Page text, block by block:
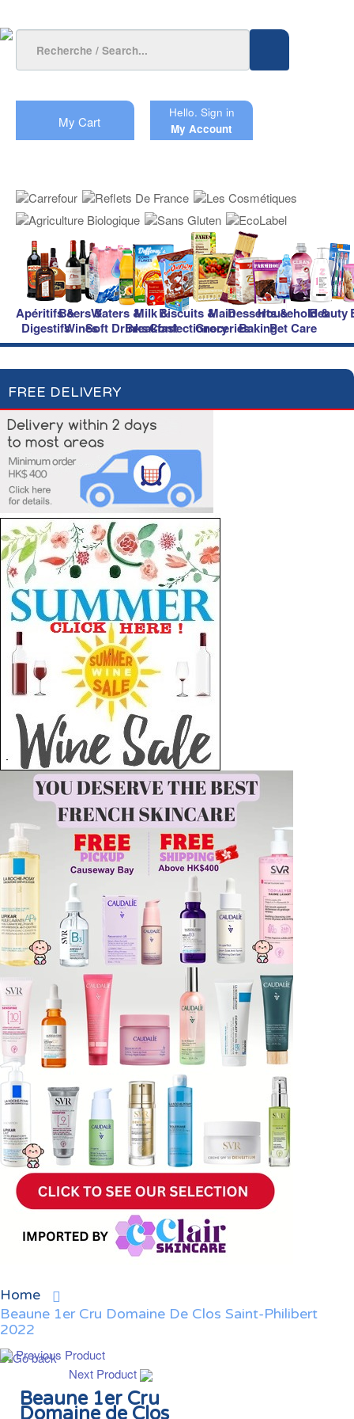
My Cart
Hello. Sign in
My Account
Apéritifs &
Digestifs
Beers &
Wines
Waters &
Soft Drinks
Milk &
Breakfast
Biscuits &
Confectionery
Main
Groceries
Desserts &
Baking
Household &
Pet Care
Beauty
FREE DELIVERY
Home
Beaune 1er Cru Domaine De Clos Saint-Philibert
2022
Previous Product
Next Product
Beaune 1er Cru
Domaine de Clos